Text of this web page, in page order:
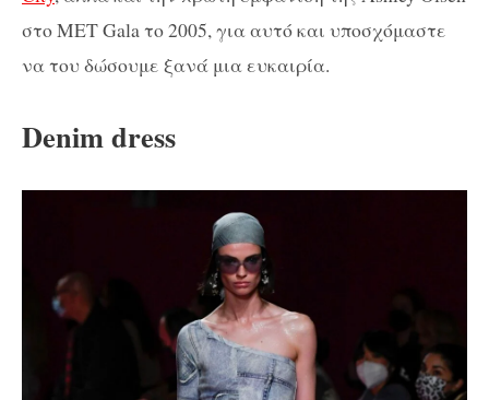
στο MET Gala το 2005, για αυτό και υποσχόμαστε
να του δώσουμε ξανά μια ευκαιρία.
Denim dress